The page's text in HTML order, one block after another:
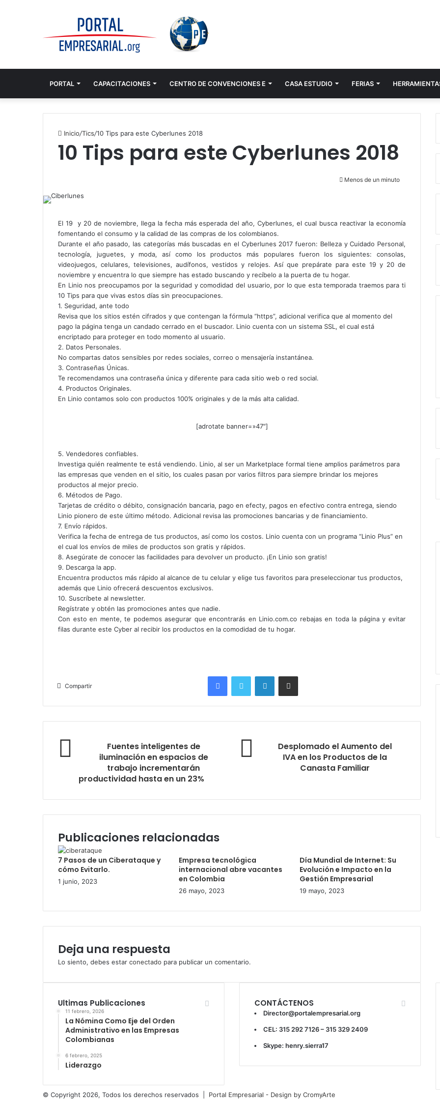
PORTAL CAPACITACIONES CENTRO DE CONVENCIONES E CASA ESTUDIO FERIAS
Inicio/Tics/10 Tips para este Cyberlunes 2018
10 Tips para este Cyberlunes 2018
Menos de un minuto
El 19 y 20 de noviembre, llega la fecha más esperada del año, Cyberlunes, el cual busca reactivar la economía
fomentando el consumo y la calidad de las compras de los colombianos.
Durante el año pasado, las categorías más buscadas en el Cyberlunes 2017 fueron: Belleza y Cuidado Personal,
tecnología, juguetes, y moda, así como los productos más populares fueron los siguientes: consolas,
videojuegos, celulares, televisiones, audífonos, vestidos y relojes. Así que prepárate para este 19 y 20 de
noviembre y encuentra lo que siempre has estado buscando y recíbelo a la puerta de tu hogar.
En Linio nos preocupamos por la seguridad y comodidad del usuario, por lo que esta temporada traemos para ti
10 Tips para que vivas estos días sin preocupaciones.
1. Seguridad, ante todo
Revisa que los sitios estén cifrados y que contengan la fórmula “https”, adicional verifica que al momento del
pago la página tenga un candado cerrado en el buscador. Linio cuenta con un sistema SSL, el cual está
encriptado para proteger en todo momento al usuario.
2. Datos Personales.
No compartas datos sensibles por redes sociales, correo o mensajería instantánea.
3. Contraseñas Únicas.
Te recomendamos una contraseña única y diferente para cada sitio web o red social.
4. Productos Originales.
En Linio contamos solo con productos 100% originales y de la más alta calidad.
[adrotate banner=»47″]
5. Vendedores confiables.
Investiga quién realmente te está vendiendo. Linio, al ser un Marketplace formal tiene amplios parámetros para
las empresas que venden en el sitio, los cuales pasan por varios filtros para siempre brindar los mejores
productos al mejor precio.
6. Métodos de Pago.
Tarjetas de crédito o débito, consignación bancaria, pago en efecty, pagos en efectivo contra entrega, siendo
Linio pionero de este último método. Adicional revisa las promociones bancarias y de financiamiento.
7. Envío rápidos.
Verifica la fecha de entrega de tus productos, así como los costos. Linio cuenta con un programa “Linio Plus” en
el cual los envíos de miles de productos son gratis y rápidos.
8. Asegúrate de conocer las facilidades para devolver un producto. ¡En Linio son gratis!
9. Descarga la app.
Encuentra productos más rápido al alcance de tu celular y elige tus favoritos para preseleccionar tus productos,
además que Linio ofrecerá descuentos exclusivos.
10. Suscríbete al newsletter.
Regístrate y obtén las promociones antes que nadie.
Con esto en mente, te podemos asegurar que encontrarás en Linio.com.co rebajas en toda la página y evitar
filas durante este Cyber al recibir los productos en la comodidad de tu hogar.
Compartir
Fuentes inteligentes de
iluminación en espacios de
trabajo incrementarán
productividad hasta en un 23%
Desplomado el Aumento del
IVA en los Productos de la
Canasta Familiar
Publicaciones relacionadas
7 Pasos de un Ciberataque y
cómo Evitarlo.
1 junio, 2023
Empresa tecnológica
internacional abre vacantes
en Colombia
26 mayo, 2023
Día Mundial de Internet: Su
Evolución e Impacto en la
Gestión Empresarial
19 mayo, 2023
Deja una respuesta
Lo siento, debes estar conectado para publicar un comentario.
Ultimas Publicaciones
11 febrero, 2026
La Nómina Como Eje del Orden
Administrativo en las Empresas
Colombianas
6 febrero, 2025
Liderazgo
CONTÁCTENOS
Director@portalempresarial.org
CEL: 315 292 7126 – 315 329 2409
Skype: henry.sierra17
© Copyright 2026, Todos los derechos reservados | Portal Empresarial - Design by CromyArte